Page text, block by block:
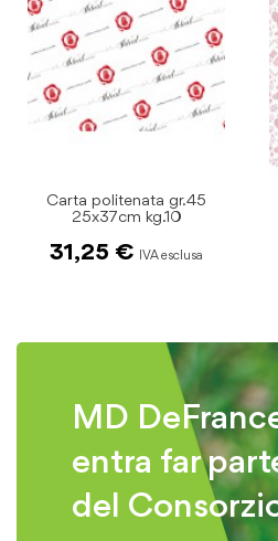
Carta politenata gr.45
25x37cm kg.10
31,25 €
MD
entra far
del